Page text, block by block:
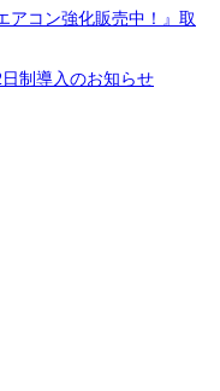
アコン強化販売中！』取
制導入のお知らせ